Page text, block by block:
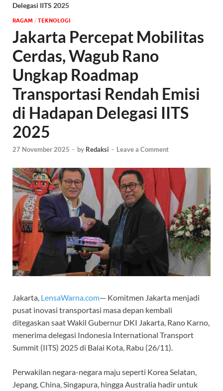
Delegasi IITS 2025
‎RAGAM / TEKNOLOGI
Jakarta Percepat Mobilitas
Cerdas, Wagub Rano
Ungkap Roadmap
Transportasi Rendah Emisi
di Hadapan Delegasi IITS
2025
27 November 2025 - by Redaksi - Leave a Comment
Jakarta, LensaWarna.com— Komitmen Jakarta menjadi
pusat inovasi transportasi masa depan kembali
ditegaskan saat Wakil Gubernur DKI Jakarta, Rano Karno,
menerima delegasi Indonesia International Transport
Summit (IITS) 2025 di Balai Kota, Rabu (26/11).
Perwakilan negara-negara maju seperti Korea Selatan,
Jepang, China, Singapura, hingga Australia hadir untuk